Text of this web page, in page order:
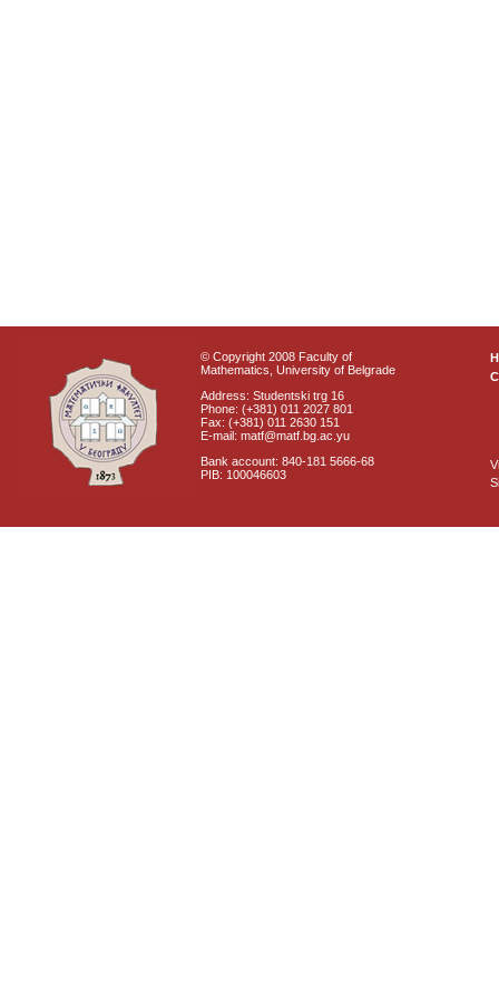
© Copyright 2008 Faculty of
Mathematics, University of Belgrade
Address: Studentski trg 16
Phone: (+381) 011 2027 801
Fax: (+381) 011 2630 151
E-mail: matf@matf.bg.ac.yu
Bank account: 840-181 5666-68
PIB: 100046603